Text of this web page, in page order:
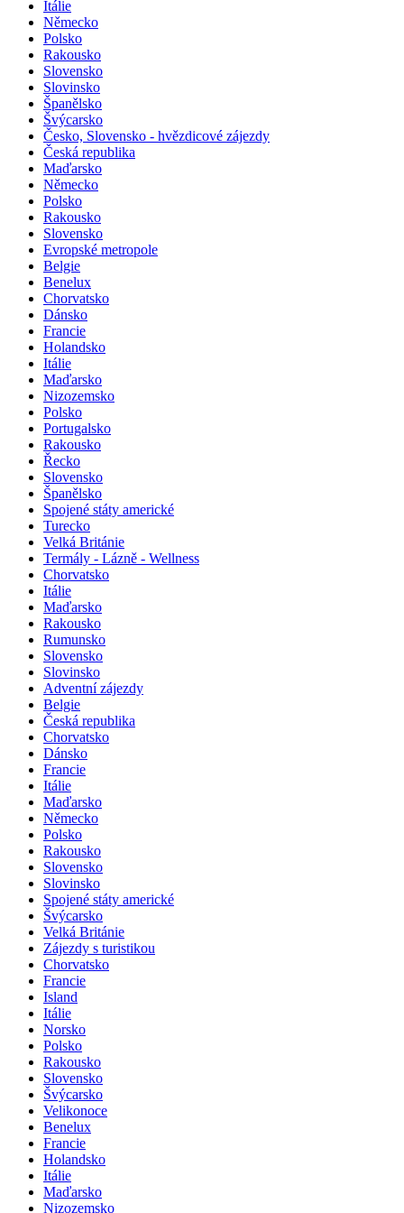
Itálie
Německo
Polsko
Rakousko
Slovensko
Slovinsko
Španělsko
Švýcarsko
Česko, Slovensko - hvězdicové zájezdy
Česká republika
Maďarsko
Německo
Polsko
Rakousko
Slovensko
Evropské metropole
Belgie
Benelux
Chorvatsko
Dánsko
Francie
Holandsko
Itálie
Maďarsko
Nizozemsko
Polsko
Portugalsko
Rakousko
Řecko
Slovensko
Španělsko
Spojené státy americké
Turecko
Velká Británie
Termály - Lázně - Wellness
Chorvatsko
Itálie
Maďarsko
Rakousko
Rumunsko
Slovensko
Slovinsko
Adventní zájezdy
Belgie
Česká republika
Chorvatsko
Dánsko
Francie
Itálie
Maďarsko
Německo
Polsko
Rakousko
Slovensko
Slovinsko
Spojené státy americké
Švýcarsko
Velká Británie
Zájezdy s turistikou
Chorvatsko
Francie
Island
Itálie
Norsko
Polsko
Rakousko
Slovensko
Švýcarsko
Velikonoce
Benelux
Francie
Holandsko
Itálie
Maďarsko
Nizozemsko